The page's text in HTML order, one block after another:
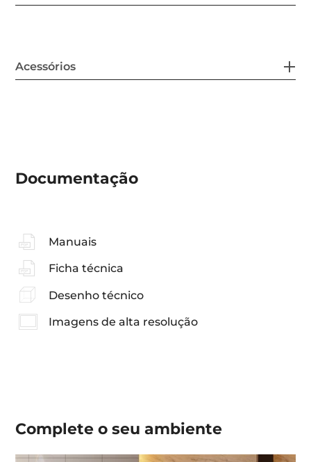
Acessórios
Documentação
Manuais
Ficha técnica
Desenho técnico
Imagens de alta resolução
Complete o seuambiente